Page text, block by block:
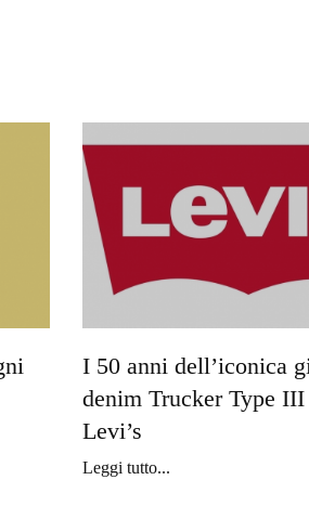
I 50 anni dell’iconica
denim Trucker Type
Levi’s
Leggi tutto...